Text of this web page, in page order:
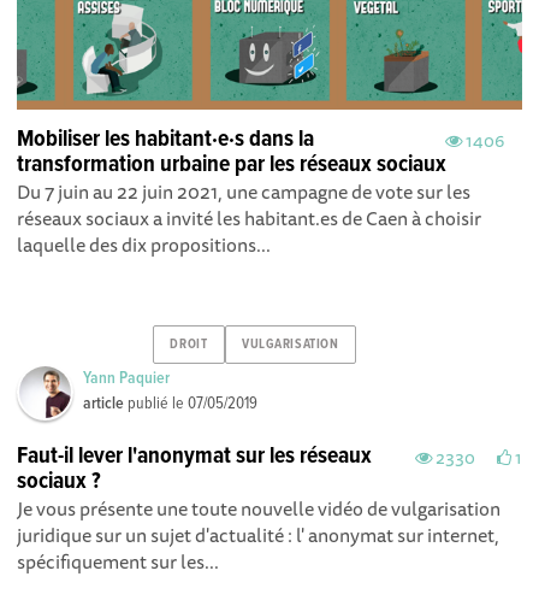
1406
Mobiliser les habitant·e·s dans la
transformation urbaine par les réseaux sociaux
Du 7 juin au 22 juin 2021, une campagne de vote sur les
réseaux sociaux a invité les habitant.es de Caen à choisir
laquelle des dix propositions...
DROIT VULGARISATION
Yann Paquier
article publié le07/05/2019
2330 1
Faut-il lever l'anonymat sur les réseaux
sociaux ?
Je vous présente une toute nouvelle vidéo de vulgarisation
juridique sur un sujet d'actualité : l' anonymat sur internet,
spécifiquement sur les...